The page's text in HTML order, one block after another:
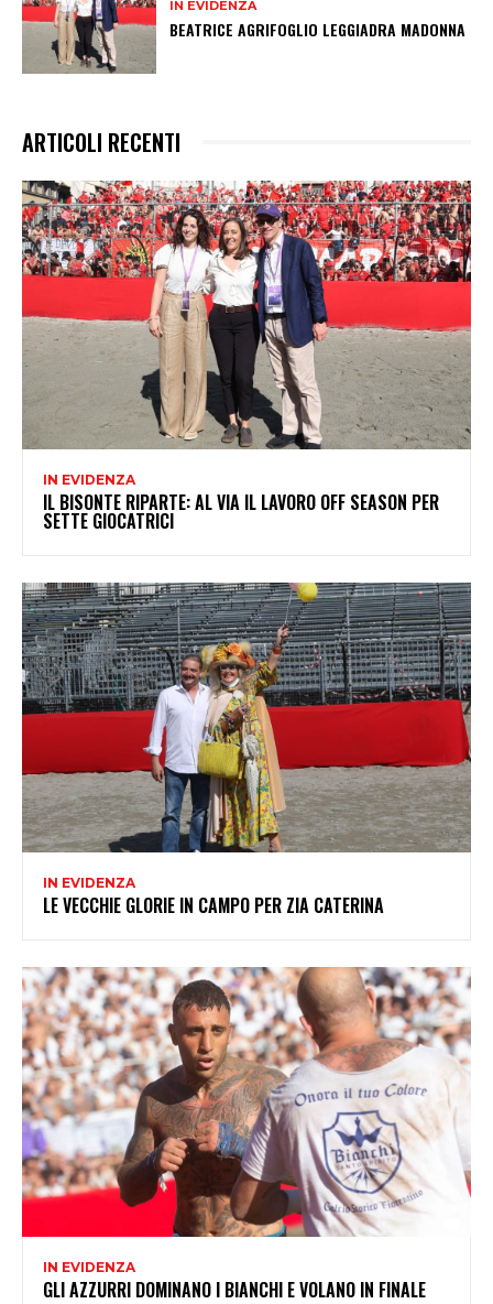
IN EVIDENZA
BEATRICE AGRIFOGLIO LEGGIADRA MADONNA
ARTICOLI RECENTI
IN EVIDENZA
IL BISONTE RIPARTE: AL VIA IL LAVORO OFF SEASON PER
SETTE GIOCATRICI
IN EVIDENZA
LE VECCHIE GLORIE IN CAMPO PER ZIA CATERINA
IN EVIDENZA
GLI AZZURRI DOMINANO I BIANCHI E VOLANO IN FINALE